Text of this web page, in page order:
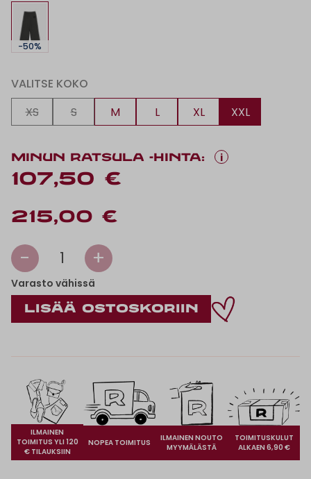
-50%
VALITSE KOKO
XS
S M L XL XXL
MINUN RATSULA -HINTA: i
107,50 €
215,00 €
- 1 +
Varasto vähissä
ILMAINEN
TOIMITUS YLI 120
€ TILAUKSIIN
NOPEA TOIMITUS
ILMAINEN NOUTO
MYYMÄLÄSTÄ
TOIMITUSKULUT
ALKAEN 6,90 €